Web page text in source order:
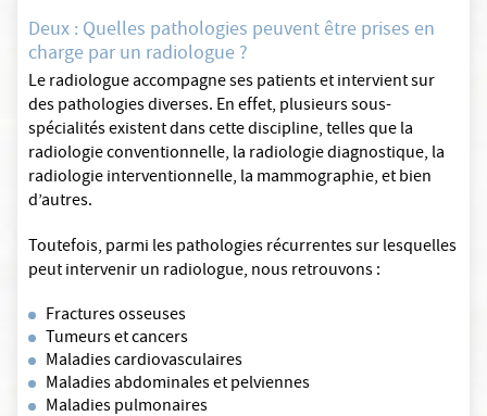
Deux : Quelles pathologies peuvent être prises en
charge par un radiologue ?
Le radiologue accompagne ses patients et intervient sur
des pathologies diverses. En effet, plusieurs sous-
spécialités existent dans cette discipline, telles que la
radiologie conventionnelle, la radiologie diagnostique, la
radiologie interventionnelle, la mammographie, et bien
d’autres.
Toutefois, parmi les pathologies récurrentes sur lesquelles
peut intervenir un radiologue, nous retrouvons :
Fractures osseuses
Tumeurs et cancers
Maladies cardiovasculaires
Maladies abdominales et pelviennes
Maladies pulmonaires